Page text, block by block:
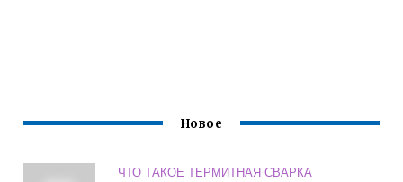
Новое
ЧТО ТАКОЕ ТЕРМИТНАЯ СВАРКА